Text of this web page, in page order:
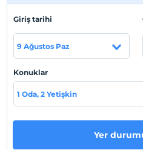
mesafesindedir.Otelimizin
konsoloslugu yer
sinifinda yer almaktadir.
uzakliktadir.
Tesis lokasyon bilgileri
Taksim Heavenist Hotel,
Istiklal Caddesi'ne 500 mt.
sinifinda yer almaktadir.
Giriş tarihi
9 Ağustos Paz
Konuklar
1 Oda, 2 Yetişkin
Yer